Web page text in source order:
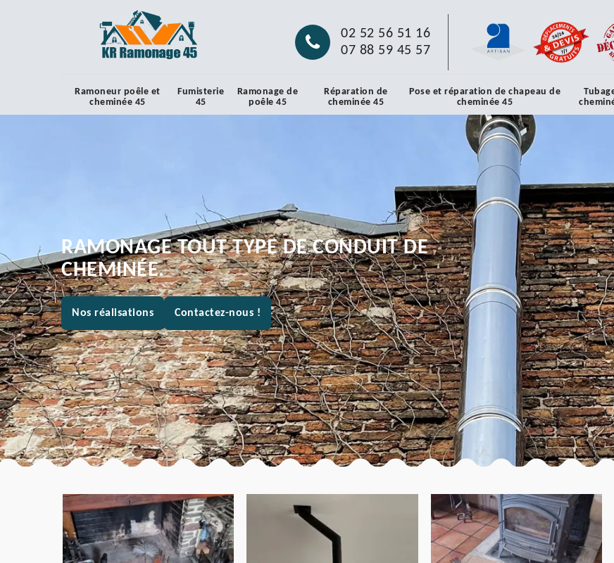
02 52 56 51 16
07 88 59 45 57
Ramoneur poêle et
cheminée 45
Fumisterie
45
Ramonage de
poêle 45
Réparation de
cheminée 45
Pose et réparation de chapeau de
cheminée 45
RAMONAGE TOUT TYPE DE CONDUIT DE
CHEMINÉE.
Nos réalisations Contactez-nous !